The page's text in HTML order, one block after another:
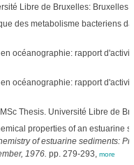
Libre de Bruxelles: Bruxelles.
des metabolisme bacteriens
océanographie: rapport
océanographie: rapport
Thesis. Université Libre de
properties of an estuarine
of estuarine sediments:
1976. pp. 279-293, more